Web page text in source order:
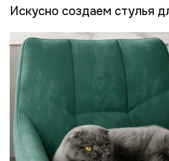
Искусно создаем стулья